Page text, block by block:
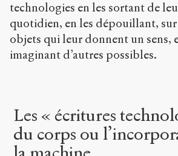
technologies en les sortant de
quotidien, en les dépouillant, sur
objets qui leur donnent un sens,
imaginant d’autres possibles.
Les « écritures
du corps ou